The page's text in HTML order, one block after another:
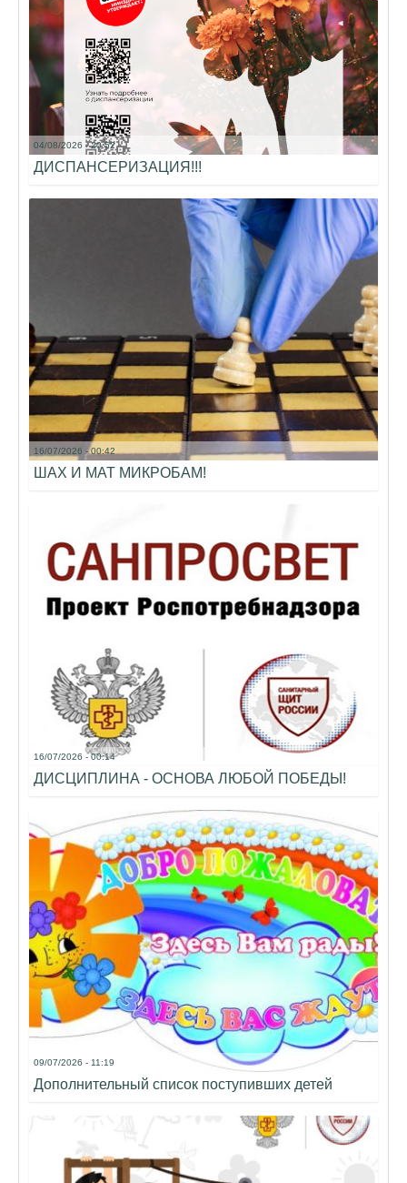
04/08/2026 - 20:52
ДИСПАНСЕРИЗАЦИЯ!!!
16/07/2026 - 00:42
ШАХ И МАТ МИКРОБАМ!
16/07/2026 - 00:14
ДИСЦИПЛИНА - ОСНОВА ЛЮБОЙ ПОБЕДЫ!
09/07/2026 - 11:19
Дополнительный список поступивших детей